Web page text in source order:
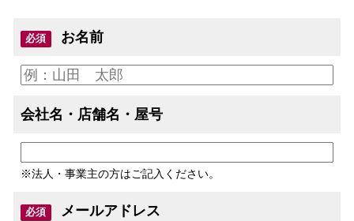
必須 お名前
会社名・店舗名・屋号
※法人・事業主の方はご記入ください。
必須 メールアドレス